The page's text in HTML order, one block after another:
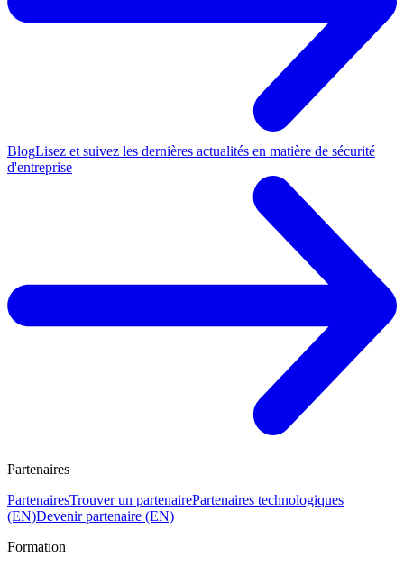
BlogLisez et suivez les dernières actualités en matière de sécurité
d'entreprise
Partenaires
PartenairesTrouver un partenairePartenaires technologiques
(EN)Devenir partenaire (EN)
Formation